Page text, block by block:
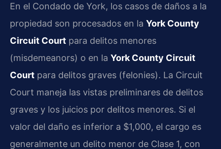
En el Condado de York, los casos de daños a la
propiedad son procesados en la York County
Circuit Court para delitos menores
(misdemeanors) o en la York County Circuit
Court para delitos graves (felonies). La Circuit
Court maneja las vistas preliminares de delitos
graves y los juicios por delitos menores. Si el
valor del daño es inferior a $1,000, el cargo es
generalmente un delito menor de Clase 1, con